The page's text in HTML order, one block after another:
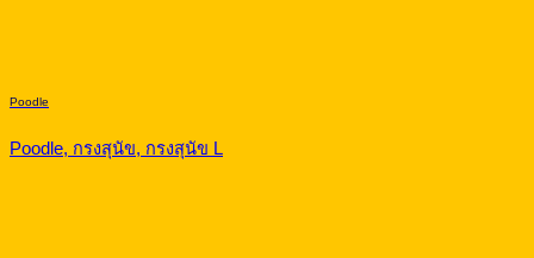
Poodle
Poodle, กรงสุนัข, กรงสุนัข L